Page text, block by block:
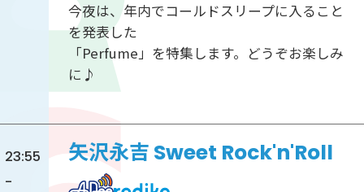
今夜は、年内でコールドスリープに入ること
を発表した
「Perfume」を特集します。どうぞお楽しみ
に♪
23:55
-
矢沢永吉 Sweet Rock'n'Roll